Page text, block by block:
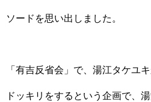
ソードを思い出しました。
「有吉反省会」で、湯江タケユ
ドッキリをするという企画で、